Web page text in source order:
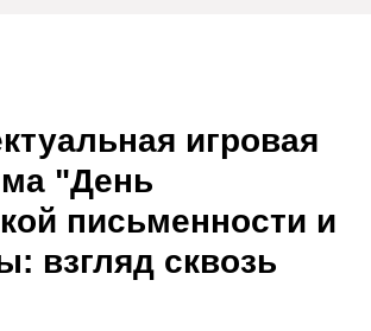
игровая
"День
письменности и
взгляд сквозь